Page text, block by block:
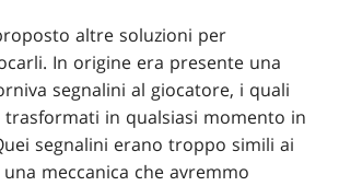
altre soluzioni per
In origine era presente una
segnalini al giocatore, i quali
trasformati in qualsiasi momento in
segnalini erano troppo simili ai
meccanica che avremmo